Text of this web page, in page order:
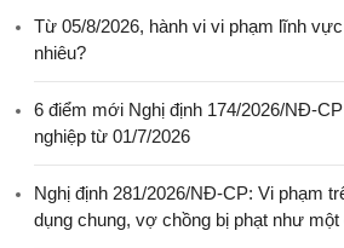
Từ 05/8/2026, hành vi vi phạm lĩnh
nhiêu?
6 điểm mới Nghị định 174/2026/NĐ-
nghiệp từ 01/7/2026
Nghị định 281/2026/NĐ-CP: Vi phạm
dụng chung, vợ chồng bị phạt như một